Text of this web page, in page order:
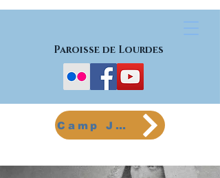
Paroisse de Lourdes
Camp Jeunes